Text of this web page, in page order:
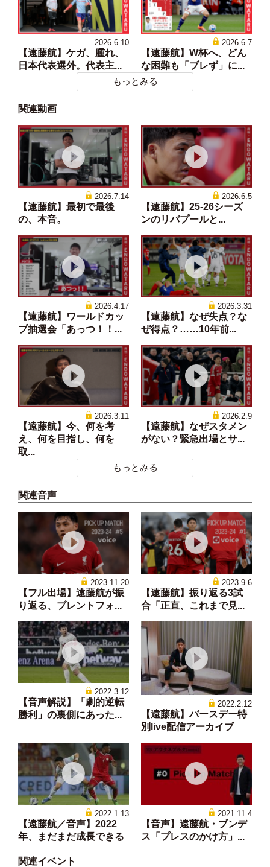
2026.6.10
【遠藤航】ケガ、腫れ、
日本代表選外。代表主...
2026.6.7
【遠藤航】W杯へ、どん
な困難も「ブレず」に...
もっとみる
関連動画
2026.7.14
【遠藤航】最初で最後
の、本音。
2026.6.5
【遠藤航】25-26シーズ
ンのリバプールと...
2026.4.17
【遠藤航】ワールドカッ
プ抽選会「あっつ！！...
2026.3.31
【遠藤航】なぜ失点？な
ぜ得点？……10年前...
2026.3.11
【遠藤航】今、何を考
え、何を目指し、何を
取...
2026.2.9
【遠藤航】なぜスタメン
がない？緊急出場とサ...
もっとみる
関連音声
2023.11.20
【フル出場】遠藤航が振
り返る、ブレントフォ...
2023.9.6
【遠藤航】振り返る3試
合「正直、これまで見...
2022.3.12
【音声解説】「劇的逆転
勝利」の裏側にあった...
2022.2.12
【遠藤航】バースデー特
別live配信アーカイブ
2022.1.13
【遠藤航／音声】2022
年、まだまだ成長できる
2021.11.4
【音声】遠藤航・ブンデ
ス「プレスのかけ方」...
関連イベント